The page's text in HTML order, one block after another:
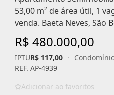
53,00 m² de área útil, 1
venda. Baeta Neves, São
R$ 480.000,00
IPTUR$ 117,00 · Condomínio
REF. AP-4939
Adicionar ao favoritos